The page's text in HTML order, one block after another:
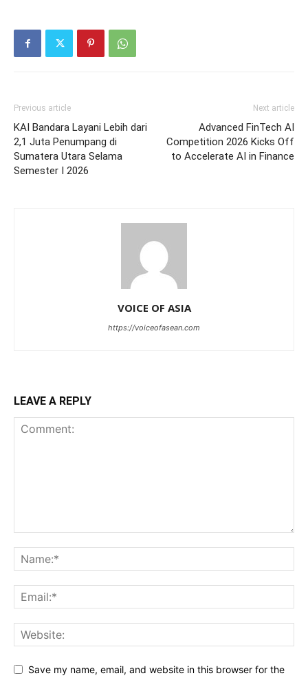
Previous article
KAI Bandara Layani Lebih dari
2,1 Juta Penumpang di
Sumatera Utara Selama
Semester I 2026
Next article
Advanced FinTech AI
Competition 2026 Kicks Off
to Accelerate AI in Finance
VOICE OF ASIA
https://voiceofasean.com
LEAVE A REPLY
Save my name, email, and website in this browser for the